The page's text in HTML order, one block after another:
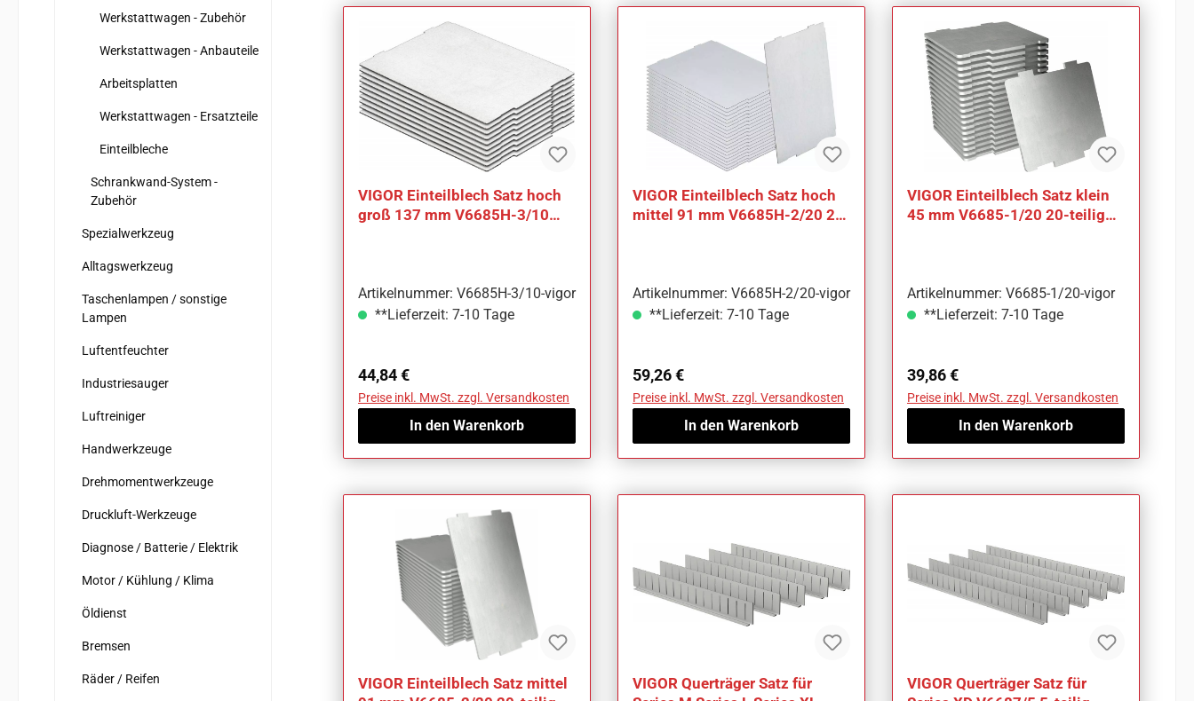
Werkstattwagen - Zubehör
Werkstattwagen - Anbauteile
Arbeitsplatten
Werkstattwagen - Ersatzteile
Einteilbleche
Schrankwand-System -
Zubehör
Spezialwerkzeug
Alltagswerkzeug
Taschenlampen / sonstige
Lampen
Luftentfeuchter
Industriesauger
Luftreiniger
Handwerkzeuge
Drehmomentwerkzeuge
Druckluft-Werkzeuge
Diagnose / Batterie / Elektrik
Motor / Kühlung / Klima
Öldienst
Bremsen
Räder / Reifen
VIGOR Einteilblech Satz hoch
groß 137 mm V6685H-3/10
Artikelnummer: V6685H-3/10-vigor
**Lieferzeit: 7-10 Tage
Regulärer Preis:
44,84 €
Preise inkl. MwSt. zzgl. Versandkosten
In den Warenkorb
VIGOR Einteilblech Satz hoch
mittel 91 mm V6685H-2/20 20-
Artikelnummer: V6685H-2/20-vigor
**Lieferzeit: 7-10 Tage
Regulärer Preis:
59,26 €
Preise inkl. MwSt. zzgl. Versandkosten
In den Warenkorb
VIGOR Einteilblech Satz klein
45 mm V6685-1/20 20-teilig
Artikelnummer: V6685-1/20-vigor
**Lieferzeit: 7-10 Tage
Regulärer Preis:
39,86 €
Preise inkl. MwSt. zzgl. Versandkosten
In den Warenkorb
VIGOR Einteilblech Satz mittel
VIGOR Querträger Satz für
VIGOR Querträger Satz für